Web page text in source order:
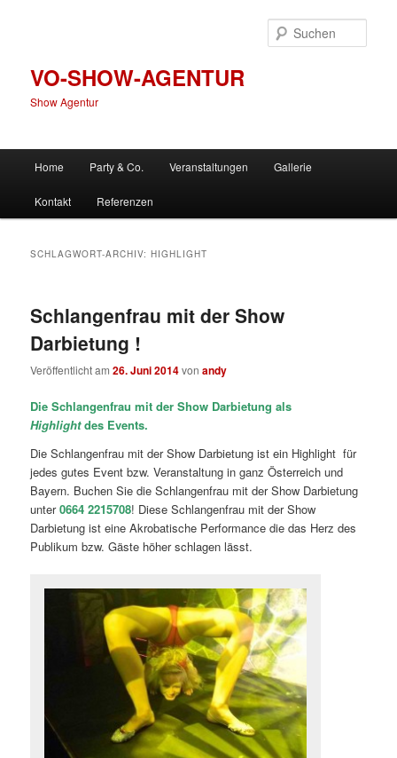
VO-SHOW-AGENTUR
Show Agentur
Home Party & Co. Veranstaltungen Gallerie
Kontakt Referenzen
SCHLAGWORT-ARCHIV:HIGHLIGHT
Schlangenfrau mit der Show
Darbietung !
Veröffentlicht am26. Juni 2014vonandy
Die Schlangenfrau mit der Show Darbietung als
Highlightdes Events.
Die Schlangenfrau mit der Show Darbietung ist ein Highlight für
jedes gutes Event bzw. Veranstaltung in ganz Österreich und
Bayern. Buchen Sie die Schlangenfrau mit der Show Darbietung
unter0664 2215708! Diese Schlangenfrau mit der Show
Darbietung ist eine Akrobatische Performance die das Herz des
Publikum bzw. Gäste höher schlagen lässt.